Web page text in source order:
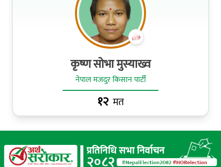
कृष्ण सोभा मुस्याख्व
नेपाल मजदुर किसान पार्टी
१२ मत